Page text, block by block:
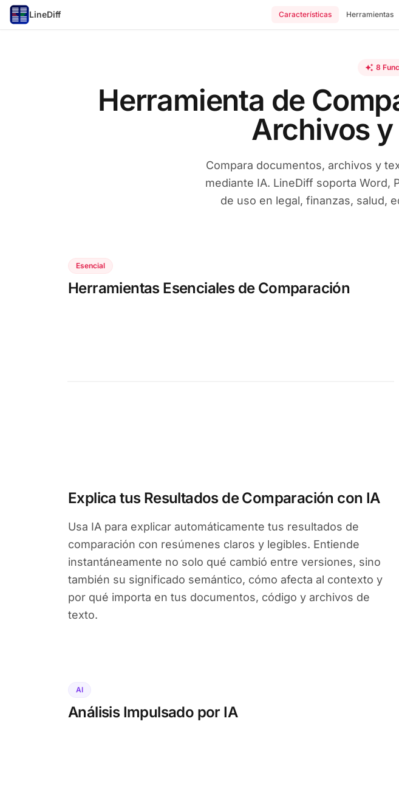
LineDiff Características Herramientas
auto_awesome 8
Herramienta de
Archivos
Compara documentos, archivos y
mediante IA. LineDiff soporta Word,
de uso en legal, finanzas, salud,
Esencial
Herramientas Esenciales de Comparación
Explica tus Resultados de Comparación con IA
Usa IA para explicar automáticamente tus resultados de
comparación con resúmenes claros y legibles. Entiende
instantáneamente no solo qué cambió entre versiones, sino
también su significado semántico, cómo afecta al contexto y
por qué importa en tus documentos, código y archivos de
texto.
AI
Análisis Impulsado por IA